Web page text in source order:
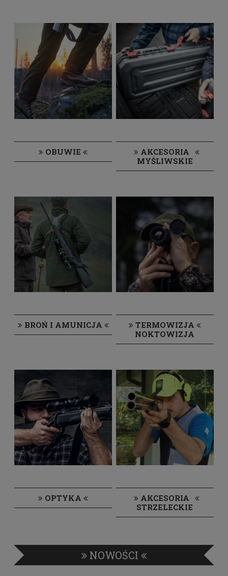
OBUWIE
AKCESORIA
MYŚLIWSKIE
BROŃ I AMUNICJA
TERMOWIZJA
NOKTOWIZJA
OPTYKA
AKCESORIA
STRZELECKIE
NOWOŚCI